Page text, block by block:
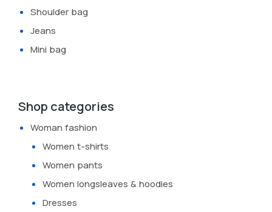
Shoulder bag
Jeans
Mini bag
Shop categories
Woman fashion
Women t-shirts
Women pants
Women longsleaves & hoodies
Dresses